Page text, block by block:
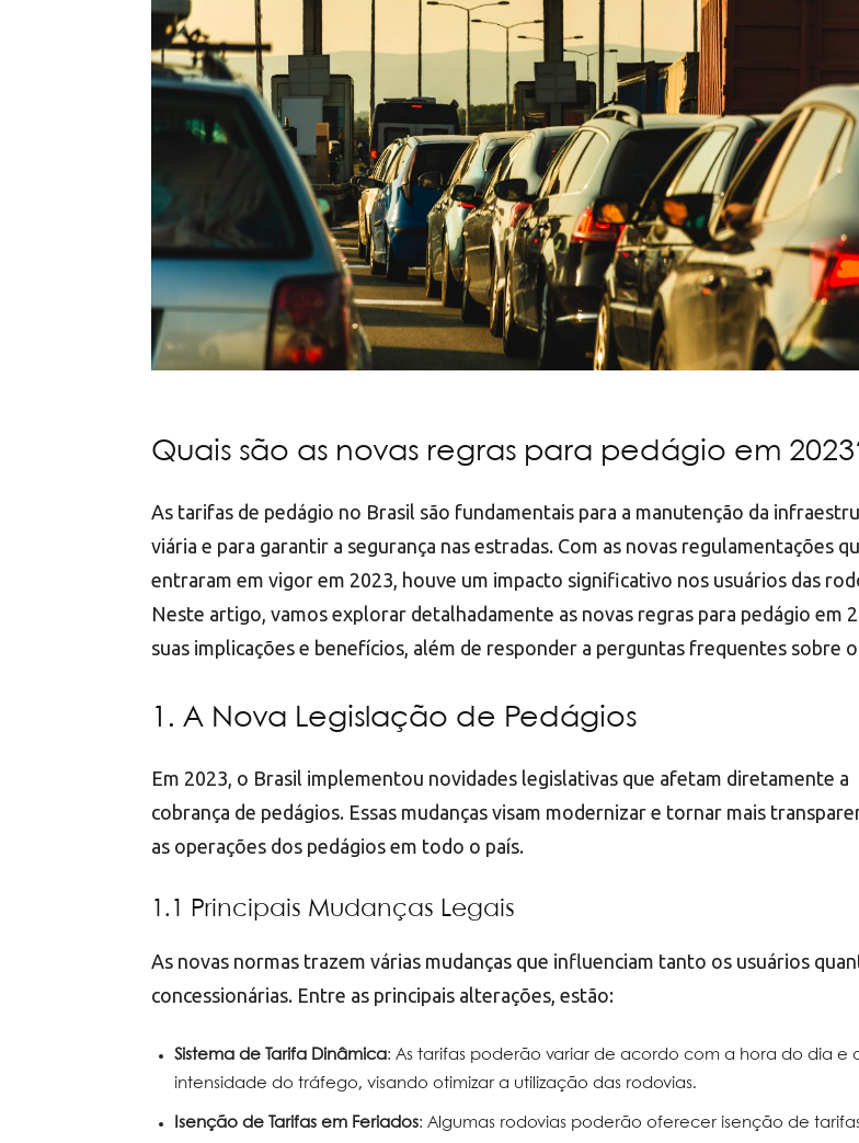
Quais são as novas regras para pedágio em
As tarifas de pedágio no Brasil são fundamentais para a manutenção da
viária e para garantir a segurança nas estradas. Com as novas regulamentações
entraram em vigor em 2023, houve um impacto significativo nos usuários das
Neste artigo, vamos explorar detalhadamente as novas regras para pedágio em
suas implicações e benefícios, além de responder a perguntas frequentes sobre
1. A Nova Legislação de Pedágios
Em 2023, o Brasil implementou novidades legislativas que afetam diretamente a
cobrança de pedágios. Essas mudanças visam modernizar e tornar mais
as operações dos pedágios em todo o país.
1.1 Principais Mudanças Legais
As novas normas trazem várias mudanças que influenciam tanto os usuários
concessionárias. Entre as principais alterações, estão:
Sistema de Tarifa Dinâmica: As tarifas poderão variar de acordo com a hora do dia e
intensidade do tráfego, visando otimizar a utilização das rodovias.
Isenção de Tarifas em Feriados: Algumas rodovias poderão oferecer isenção de